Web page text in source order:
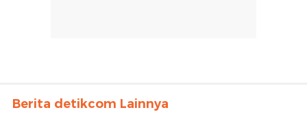
Berita detikcom Lainnya